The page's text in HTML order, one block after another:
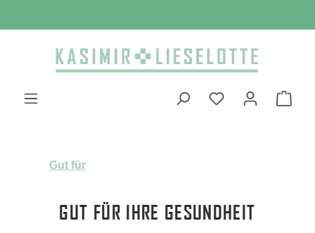
Zum Hauptinhalt springen
Gut für
GUT FÜR IHRE GESUNDHEIT